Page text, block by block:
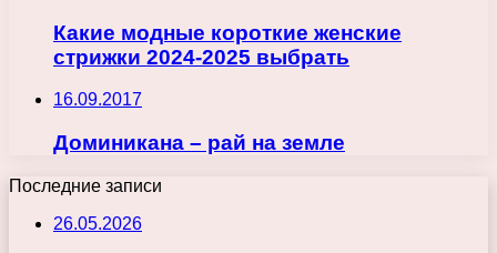
Какие модные короткие женские
стрижки 2024-2025 выбрать
16.09.2017
Доминикана – рай на земле
Последние записи
26.05.2026